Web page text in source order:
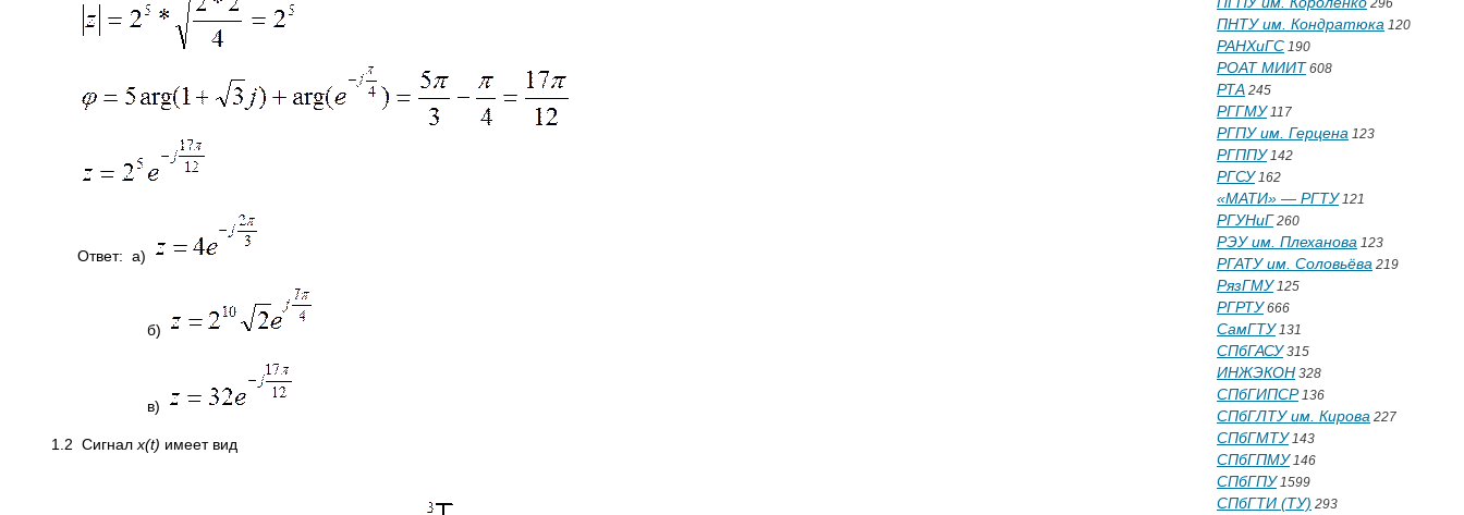
Ответ: а)
б)
в)
1.2 Сигнал x(t) имеет вид
296
ПНТУ им. Кондратюка 120
РАНХиГС 190
РОАТ МИИТ 608
РТА 245
РГГМУ117
РГПУ им. Герцена 123
РГППУ142
РГСУ162
«МАТИ» — РГТУ121
РГУНиГ 260
РЭУ им. Плеханова 123
РГАТУ им. Соловьёва 219
РязГМУ125
РГРТУ666
СамГТУ131
СПбГАСУ315
ИНЖЭКОН 328
СПбГИПСР136
СПбГЛТУ им. Кирова 227
СПбГМТУ143
СПбГПМУ146
СПбГПУ1599
СПбГТИ (ТУ) 293